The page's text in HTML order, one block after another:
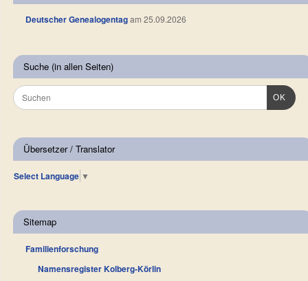
Deutscher Genealogentagam 25.09.2026
Suche (in allen Seiten)
OK
Übersetzer / Translator
Select Language ▼
Sitemap
Familienforschung
Namensregister Kolberg-Körlin